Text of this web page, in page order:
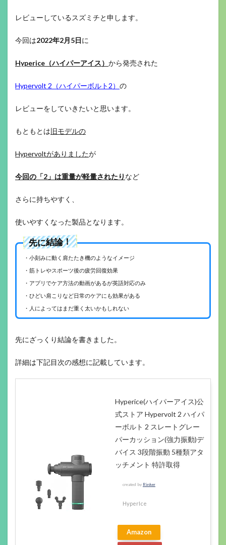
レビューしているスズミチと申します。
今回は2022年2月5日に
Hyperice（ハイパーアイス） から発売された
Hypervolt 2（ハイパーボルト2） の
レビューをしていきたいと思います。
もともとは旧モデルの
Hypervoltがありましたが
今回の「2」は重量が軽量されたり など
さらに持ちやすく、
使いやすくなった製品となります。
先に結論！
・小刻みに動く肩たたき機のようなイメージ
・筋トレやスポーツ後の疲労回復効果
・アプリでケア方法の動画があるが英語対応のみ
・ひどい肩こりなど日常のケアにも効果がある
・人によってはまだ重く太いかもしれない
先にざっくり結論を書きました。
詳細は下記目次の感想に記載しています。
Hyperice(ハイパーアイス)公
式ストア Hypervolt 2 ハイパ
ーボルト 2 スレートグレー
パーカッション(強力振動)デ
バイス 3段階振動 5種類アタ
ッチメント 特許取得
created by Rinker
HyperIce
Amazon